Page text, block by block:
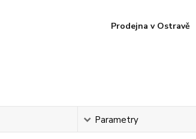
Prodejna v Ostravě
Parametry